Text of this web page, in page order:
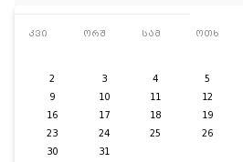
კვი ორშ სამ ოთხ
2
3 4 5
9
10 11 12
16
17 18 19
23
24 25 26
30
31